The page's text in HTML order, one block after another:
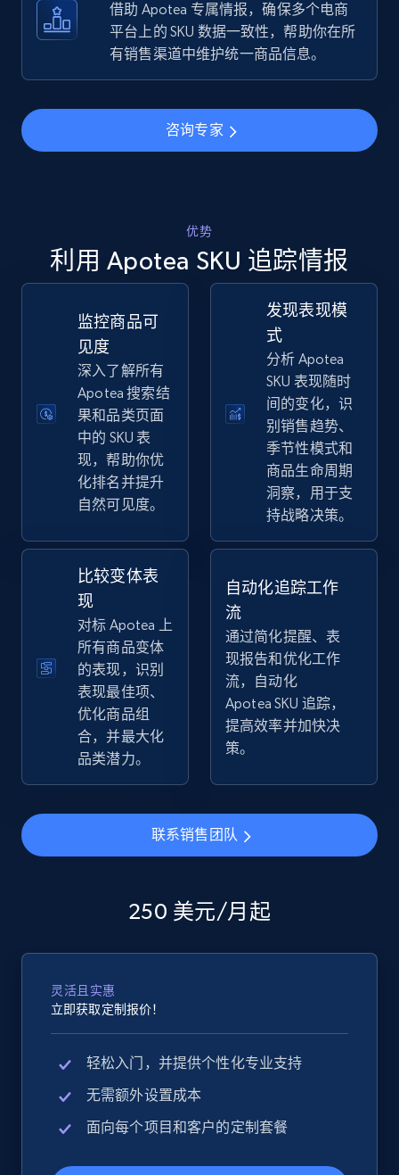
TikTok Shop - discover records by shop url
URL, Title, Available, Description, Currency, Initial
668+
Seller id, URL, Seller name, Description, Detailed
info, Stars, Feedbacks, Return policy, and more.
立即开始
URL, Product id, Title, Seller name, Seller rating,
Seller reviews, Breadcrumbs, Root category, and
more.
2.5K+ 359+ 立即开始
eBay - Gather data on products using
specified keywords
URL, Product id, Title, Seller name, Seller rating,
Seller reviews, Breadcrumbs, Root category, and
more.
2.5K+ 359+ 立即开始
eBay - Collect products from shops on eBay
URL, Product id, Title, Seller name, Seller rating,
eBay - Collect records by category
Seller reviews, Breadcrumbs, Root category, and
2.5K+ 359+ 立即开始
借助 Apotea 专属情报，确保多个电商
平台上的 SKU 数据一致性，帮助你在所
有销售渠道中维护统一商品信息。
咨询专家
优势
利用 Apotea SKU 追踪情报
监控商品可
见度
深入了解所有
Apotea 搜索结
果和品类页面
中的 SKU 表
现，帮助你优
化排名并提升
自然可见度。
发现表现模
式
分析 Apotea
SKU 表现随时
间的变化，识
别销售趋势、
季节性模式和
商品生命周期
洞察，用于支
持战略决策。
比较变体表
现
对标 Apotea 上
所有商品变体
的表现，识别
表现最佳项、
优化商品组
合，并最大化
品类潜力。
自动化追踪工作
流
通过简化提醒、表
现报告和优化工作
流，自动化
Apotea SKU 追踪，
提高效率并加快决
策。
联系销售团队
250 美元/月起
灵活且实惠
立即获取定制报价！
轻松入门，并提供个性化专业支持
无需额外设置成本
面向每个项目和客户的定制套餐